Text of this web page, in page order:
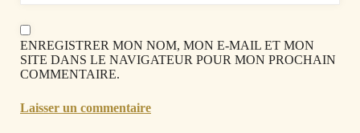
ENREGISTRER MON NOM, MON E-MAIL ET MON
SITE DANS LE NAVIGATEUR POUR MON PROCHAIN
COMMENTAIRE.